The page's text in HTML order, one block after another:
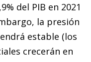
del PIB en 2021
la presión
estable (los
crecerán en